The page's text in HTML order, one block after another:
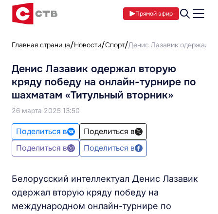
Прямой эфир
Главная страница Новости Спорт Денис Лазавик одержал
Денис Лазавик одержал вторую
кряду победу на онлайн-турнире по
шахматам «Титульный вторник»
26 марта 2025 13:50
Поделиться в
Поделиться в
Поделиться в
Поделиться в
Белорусский интеллектуал Денис Лазавик
одержал вторую кряду победу на
международном онлайн-турнире по